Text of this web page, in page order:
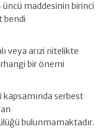
maddesinin birinci
bendi
veya arızi nitelikte
bir önemi
kapsamında serbest
bulunmamaktadır.